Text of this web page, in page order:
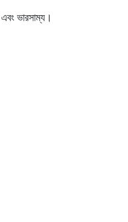
ভারসাম্য।